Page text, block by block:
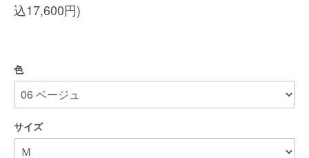
込17,600円)
色
サイズ